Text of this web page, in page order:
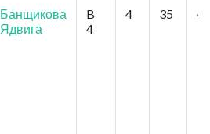
Банщикова
Ядвига
B
4
4 35